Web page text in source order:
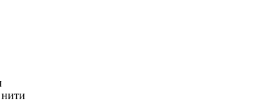
нити